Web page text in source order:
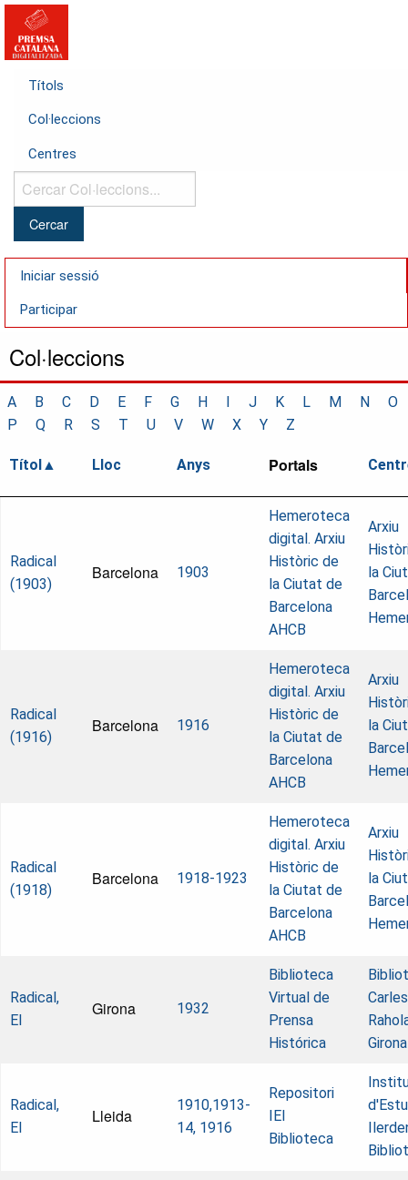
Títols
Col·leccions
Centres
Cercar
Col·leccions...
Iniciar sessió
Participar
Col·leccions
A B C D E F G H I J K L M N
O
P
Q R S T U V W X Y Z
Títol Lloc Anys Portals
Radical
(1903)
Barcelona 1903
Hemeroteca
digital. Arxiu
Històric de
la Ciutat de
Barcelona
AHCB
Arxiu
la
Radical
(1916)
Barcelona 1916
Hemeroteca
digital. Arxiu
Històric de
la Ciutat de
Barcelona
AHCB
Arxiu
la
Radical
(1918)
Barcelona 1918-1923
Hemeroteca
digital. Arxiu
Històric de
la Ciutat de
Barcelona
AHCB
Arxiu
la
Radical,
El
Girona 1932
Biblioteca
Virtual de
Prensa
Histórica
Carles
Girona
Radical,
El
Lleida
1910,1913-
14, 1916
Repositori
IEI
Biblioteca